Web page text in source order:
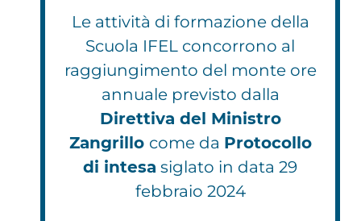
Le attività di formazione della
Scuola IFEL concorrono al
raggiungimento del monte ore
annuale previsto dalla
Direttiva del Ministro
Zangrillo come da Protocollo
di intesa siglato in data 29
febbraio 2024